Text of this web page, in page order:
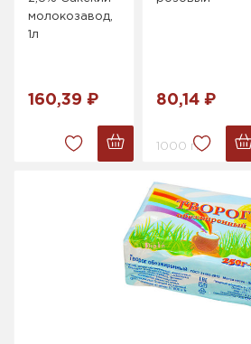
молокозавод,
1л
160,39 ₽ 80,14 ₽
1000 г.